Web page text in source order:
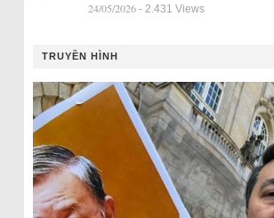
24/05/2026 - 2.431 Views
TRUYỀN HÌNH